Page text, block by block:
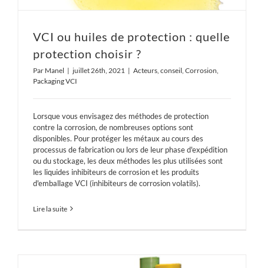
VCI ou huiles de protection : quelle
protection choisir ?
Par Manel | juillet 26th, 2021 | Acteurs conseil Corrosion
Packaging VCI
Lorsque vous envisagez des méthodes de protection
contre la corrosion, de nombreuses options sont
disponibles. Pour protéger les métaux au cours des
processus de fabrication ou lors de leur phase d'expédition
ou du stockage, les deux méthodes les plus utilisées sont
les liquides inhibiteurs de corrosion et les produits
d'emballage VCI (inhibiteurs de corrosion volatils).
Lire la suite